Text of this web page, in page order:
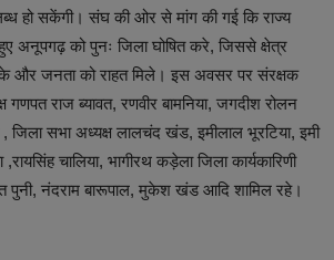
हो सकेंगी। संघ की ओर से मांग की गई कि राज्य
अनूपगढ़ को पुनः जिला घोषित करे, जिससे क्षेत्र
और जनता को राहत मिले। इस अवसर पर संरक्षक
गणपत राज ब्यावत, रणवीर बामनिया, जगदीश रोलन
जिला सभा अध्यक्ष लालचंद खंड, इमीलाल भूरटिया, इमी
,रायसिंह चालिया, भागीरथ कड़ेला जिला कार्यकारिणी
नंदराम बारूपाल, मुकेश खंड आदि शामिल रहे।